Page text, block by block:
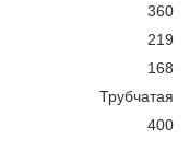
360
219
168
Трубчатая
400